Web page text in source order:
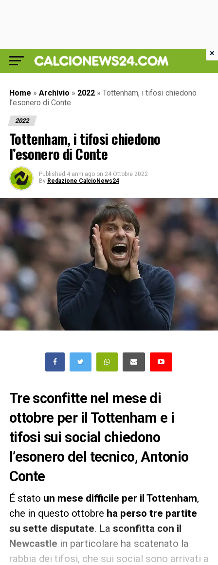
Home » Archivio » 2022 » Tottenham, i tifosi chiedono
l’esonero di Conte
2022
Tottenham, i tifosi chiedono
l’esonero di Conte
Published 4 anni ago on 24 Ottobre 2022
By Redazione CalcioNews24
Tre sconfitte nel mese di
ottobre per il Tottenham e i
tifosi sui social chiedono
l’esonero del tecnico, Antonio
Conte
É stato un mese difficile per il Tottenham,
che in questo ottobre ha perso tre partite
su sette disputate. La sconfitta con il
Newcastle in particolare ha scatenato la
rabbia dei tifosi, che sui social sono arrivati a
×